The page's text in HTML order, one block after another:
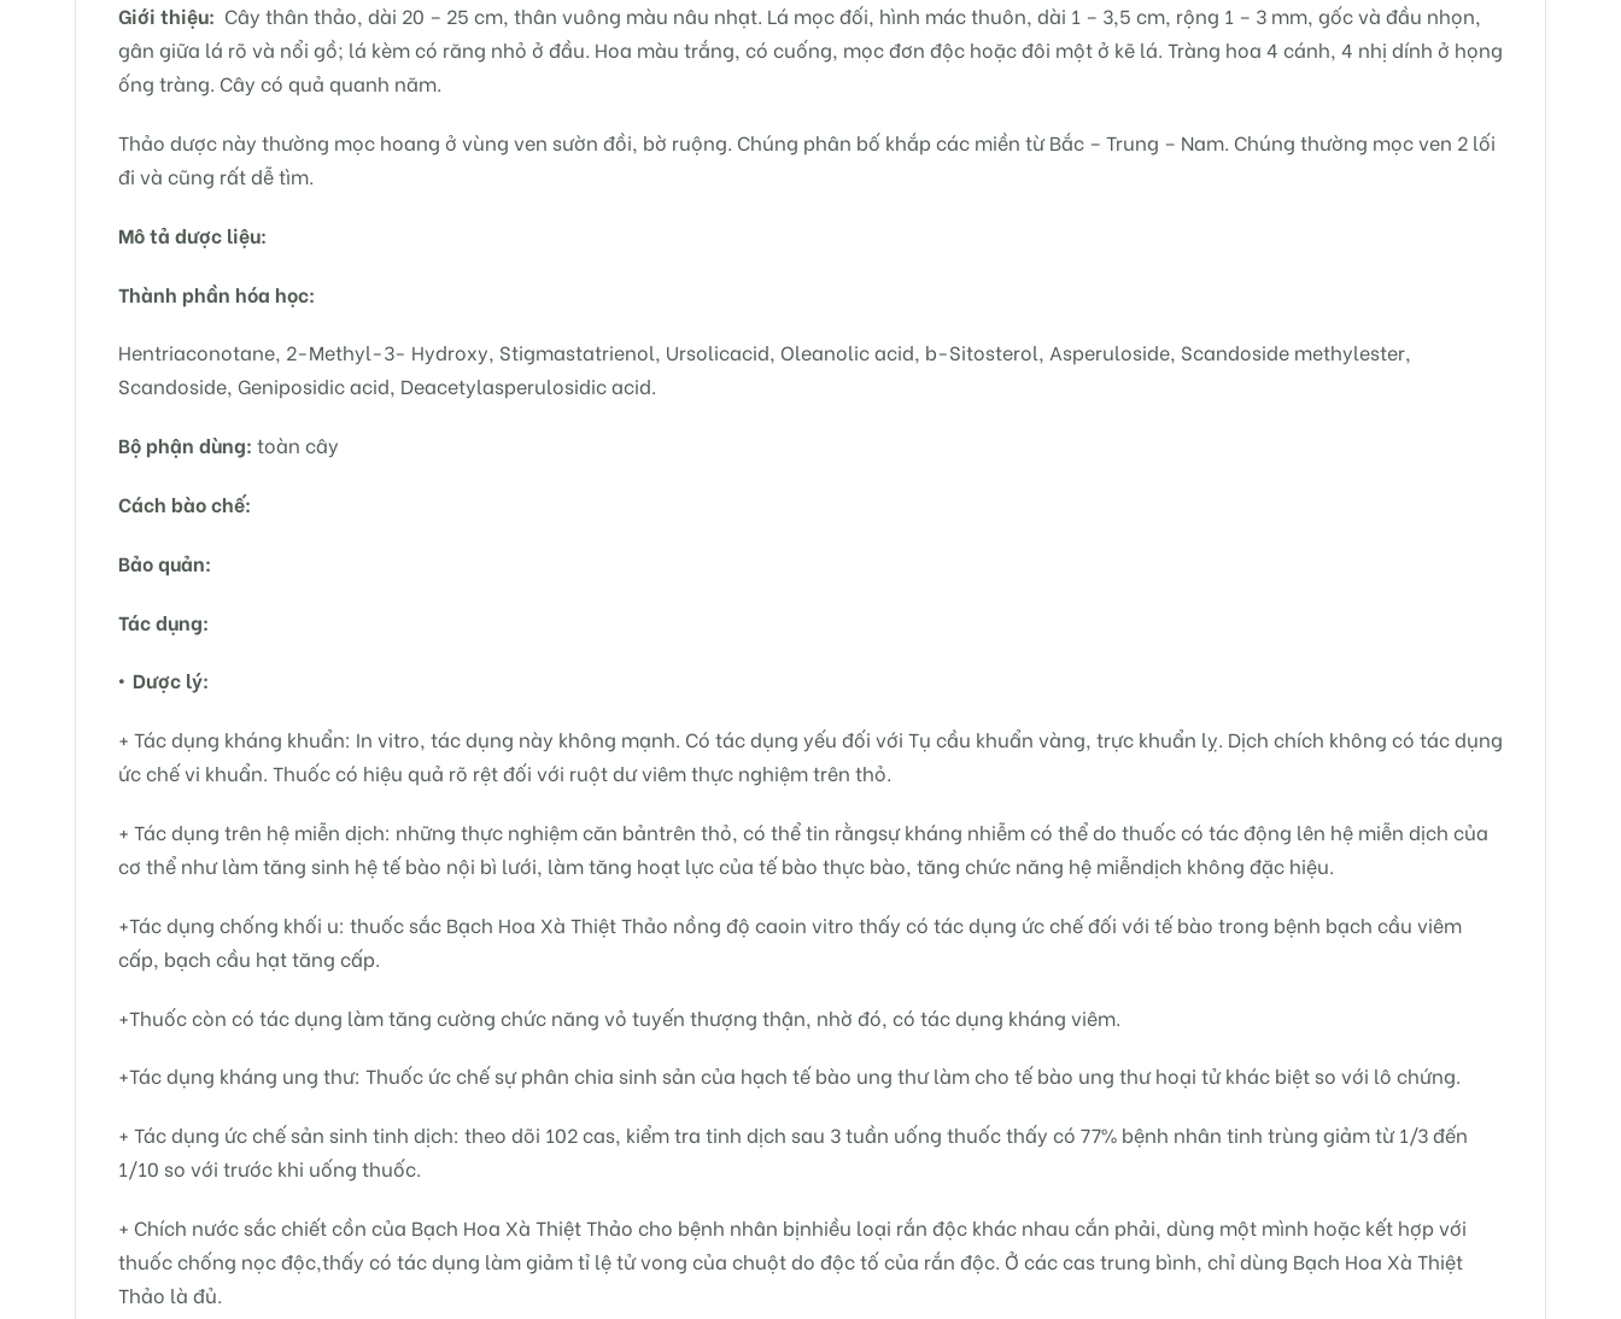
Giới thiệu: Cây thân thảo, dài 20 – 25 cm, thân vuông màu nâu nhạt. Lá mọc đối, hình mác thuôn, dài 1 – 3,5 cm, rộng 1 – 3 mm, gốc và đầu nhọn,
gân giữa lá rõ và nổi gồ; lá kèm có răng nhỏ ở đầu. Hoa màu trắng, có cuống, mọc đơn độc hoặc đôi một ở kẽ lá. Tràng hoa 4 cánh, 4 nhị dính ở họng
ống tràng. Cây có quả quanh năm.
Thảo dược này thường mọc hoang ở vùng ven sườn đồi, bờ ruộng. Chúng phân bố khắp các miền từ Bắc – Trung – Nam. Chúng thường mọc ven 2 lối
đi và cũng rất dễ tìm.
Mô tả dược liệu:
Thành phần hóa học:
Hentriaconotane, 2-Methyl-3- Hydroxy, Stigmastatrienol, Ursolicacid, Oleanolic acid, b-Sitosterol, Asperuloside, Scandoside methylester,
Scandoside, Geniposidic acid, Deacetylasperulosidic acid.
Bộ phận dùng: toàn cây
Cách bào chế:
Bảo quản:
Tác dụng:
• Dược lý:
+ Tác dụng kháng khuẩn: In vitro, tác dụng này không mạnh. Có tác dụng yếu đối với Tụ cầu khuẩn vàng, trực khuẩn lỵ. Dịch chích không có tác dụng
ức chế vi khuẩn. Thuốc có hiệu quả rõ rệt đối với ruột dư viêm thực nghiệm trên thỏ.
+ Tác dụng trên hệ miễn dịch: những thực nghiệm căn bảntrên thỏ, có thể tin rằngsự kháng nhiễm có thể do thuốc có tác động lên hệ miễn dịch của
cơ thể như làm tăng sinh hệ tế bào nội bì lưới, làm tăng hoạt lực của tế bào thực bào, tăng chức năng hệ miễndịch không đặc hiệu.
+Tác dụng chống khối u: thuốc sắc Bạch Hoa Xà Thiệt Thảo nồng độ caoin vitro thấy có tác dụng ức chế đối với tế bào trong bệnh bạch cầu viêm
cấp, bạch cầu hạt tăng cấp.
+Thuốc còn có tác dụng làm tăng cường chức năng vỏ tuyến thượng thận, nhờ đó, có tác dụng kháng viêm.
+Tác dụng kháng ung thư: Thuốc ức chế sự phân chia sinh sản của hạch tế bào ung thư làm cho tế bào ung thư hoại tử khác biệt so với lô chứng.
+ Tác dụng ức chế sản sinh tinh dịch: theo dõi 102 cas, kiểm tra tinh dịch sau 3 tuần uống thuốc thấy có 77% bệnh nhân tinh trùng giảm từ 1/3 đến
1/10 so với trước khi uống thuốc.
+ Chích nước sắc chiết cồn của Bạch Hoa Xà Thiệt Thảo cho bệnh nhân bịnhiều loại rắn độc khác nhau cắn phải, dùng một mình hoặc kết hợp với
thuốc chống nọc độc,thấy có tác dụng làm giảm tỉ lệ tử vong của chuột do độc tố của rắn độc. Ở các cas trung bình, chỉ dùng Bạch Hoa Xà Thiệt
Thảo là đủ.